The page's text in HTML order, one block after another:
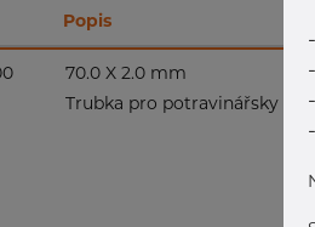
Popis
70.0 X 2.0 mm
Trubka pro potravinářsky
-
-
-
-